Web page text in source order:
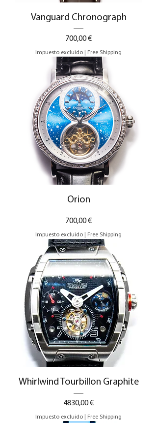
Vanguard Chronograph
Precio
700,00 €
Impuesto excluido Free Shipping
Orion
Precio
700,00 €
Impuesto excluido Free Shipping
Whirlwind Tourbillon Graphite
Precio
4830,00 €
Impuesto excluido Free Shipping